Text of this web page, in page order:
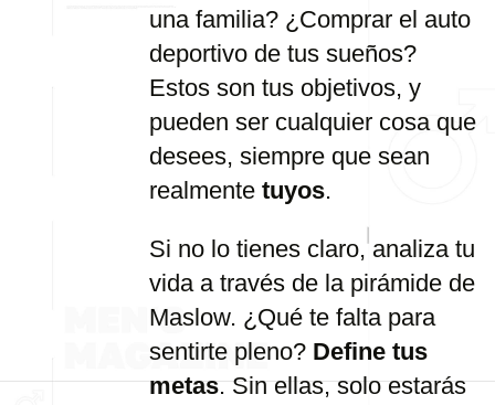
una familia? ¿Comprar el auto
deportivo de tus sueños?
Estos son tus objetivos, y
pueden ser cualquier cosa que
desees, siempre que sean
realmente tuyos.
Si no lo tienes claro, analiza tu
vida a través de la pirámide de
Maslow. ¿Qué te falta para
sentirte pleno? Define tus
metas. Sin ellas, solo estarás